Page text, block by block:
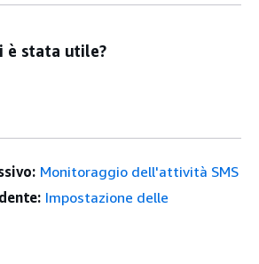
è stata utile?
Monitoraggio dell'attività SMS
Impostazione delle